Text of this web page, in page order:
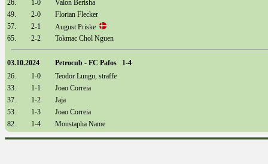
26. 1-0
Valon Berisha
49.
2-0
Florian Flecker
57.
2-1
August Priske
65.
2-2 Tokmac Chol Nguen
03.10.2024
Petrocub - FC Pafos 1-4
26.
1-0
Teodor Lungu, straffe
33.
1-1
Joao Correia
37.
1-2
Jaja
53.
1-3
Joao Correia
82.
1-4 Moustapha Name